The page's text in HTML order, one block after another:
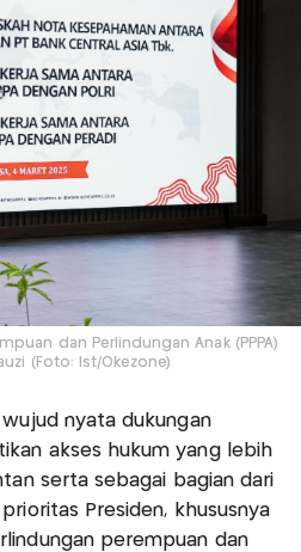
dan Perlindungan Anak (PPPA)
(Foto: Ist/Okezone)
nyata dukungan
akses hukum yang lebih
serta sebagai bagian dari
Presiden, khususnya
perempuan dan